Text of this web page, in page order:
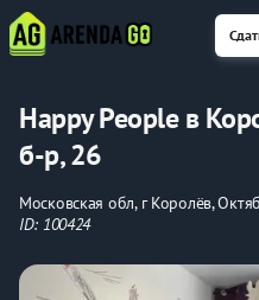
Happy People в
б-р, 26
Московская обл, г Королёв,
ID: 100424